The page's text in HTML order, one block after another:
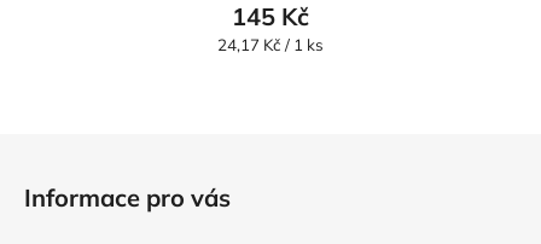
145 Kč
Měrná
24,17 Kč / 1 ks
Informace pro vás